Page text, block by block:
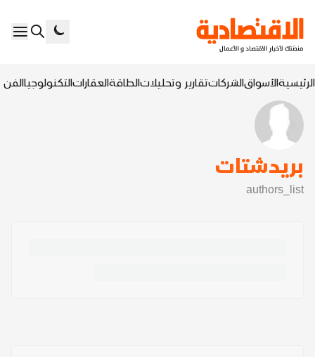
الرئيسيةالأسواقالشركاتتقارير وتحليلاتالطاقةالعقاراتالتكنولوجياالفن
بريدشتات
authors_list